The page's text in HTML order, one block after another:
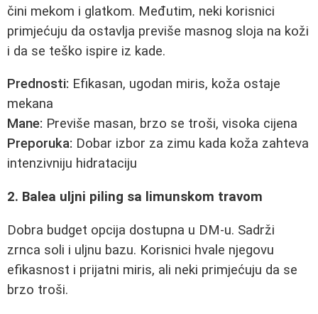
čini mekom i glatkom. Međutim, neki korisnici
primjećuju da ostavlja previše masnog sloja na koži
i da se teško ispire iz kade.
Prednosti: Efikasan, ugodan miris, koža ostaje
mekana
Mane: Previše masan, brzo se troši, visoka cijena
Preporuka: Dobar izbor za zimu kada koža zahteva
intenzivniju hidrataciju
2. Balea uljni piling sa limunskom travom
Dobra budget opcija dostupna u DM-u. Sadrži
zrnca soli i uljnu bazu. Korisnici hvale njegovu
efikasnost i prijatni miris, ali neki primjećuju da se
brzo troši.